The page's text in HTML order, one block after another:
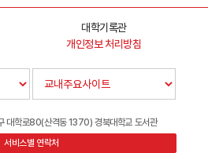
대학기록관
개인정보 처리방침
대학로80(산격동 1370) 경북대학교 도서관
서비스별 연락처